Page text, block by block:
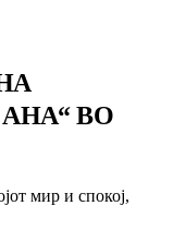
ВО
мир и спокој,